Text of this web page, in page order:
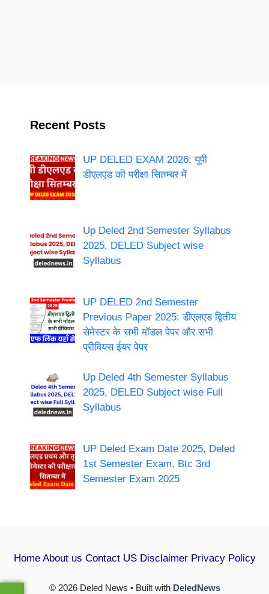
Recent Posts
UP DELED EXAM 2026: यूपी
डीएलएड की परीक्षा सितम्बर में
Up Deled 2nd Semester Syllabus
2025, DELED Subject wise
Syllabus
UP DELED 2nd Semester
Previous Paper 2025: डीएलएड द्वितीय
सेमेस्टर के सभी मॉडल पेपर और सभी
प्रीवियस ईयर पेपर
Up Deled 4th Semester Syllabus
2025, DELED Subject wise Full
Syllabus
UP Deled Exam Date 2025, Deled
1st Semester Exam, Btc 3rd
Semester Exam 2025
© 2026 Deled News • Built with DeledNews
Home About us Contact US Disclaimer Privacy Policy